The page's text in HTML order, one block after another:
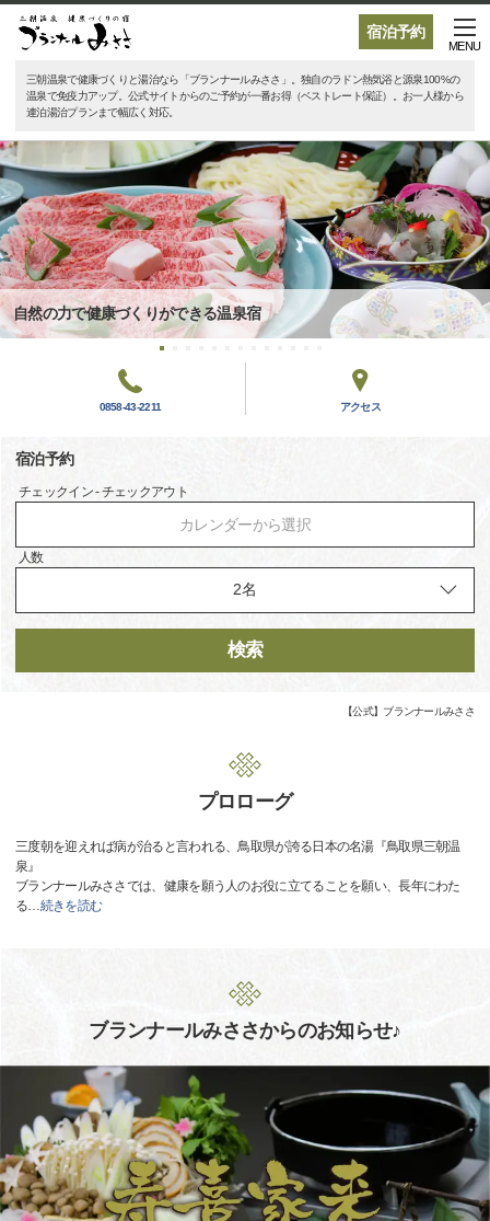
宿泊予約
MENU
三朝温泉で健康づくりと湯治なら「ブランナールみささ」。独自のラドン熱気浴と源泉100%の
温泉で免疫力アップ。公式サイトからのご予約が一番お得（ベストレート保証）。お一人様から
連泊湯治プランまで幅広く対応。
自然の力で健康づくりができる温泉宿
0858-43-2211 アクセス
宿泊予約
チェックイン - チェックアウト
カレンダーから選択
人数
検索
【公式】ブランナールみささ
プロローグ
三度朝を迎えれば病が治ると言われる、鳥取県が誇る日本の名湯『鳥取県三朝温
泉』
ブランナールみささでは、健康を願う人のお役に立てることを願い、長年にわた
る…続きを読む
ブランナールみささからのお知らせ♪